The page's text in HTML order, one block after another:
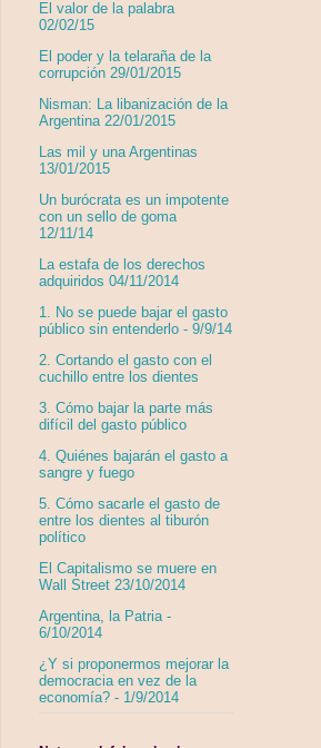
El valor de la palabra
02/02/15
El poder y la telaraña de la
corrupción 29/01/2015
Nisman: La libanización de la
Argentina 22/01/2015
Las mil y una Argentinas
13/01/2015
Un burócrata es un impotente
con un sello de goma
12/11/14
La estafa de los derechos
adquiridos 04/11/2014
1. No se puede bajar el gasto
público sin entenderlo - 9/9/14
2. Cortando el gasto con el
cuchillo entre los dientes
3. Cómo bajar la parte más
difícil del gasto público
4. Quiénes bajarán el gasto a
sangre y fuego
5. Cómo sacarle el gasto de
entre los dientes al tiburón
político
El Capitalismo se muere en
Wall Street 23/10/2014
Argentina, la Patria -
6/10/2014
¿Y si proponermos mejorar la
democracia en vez de la
economía? - 1/9/2014